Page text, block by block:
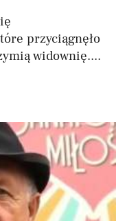
przyciągnęło
widownię....